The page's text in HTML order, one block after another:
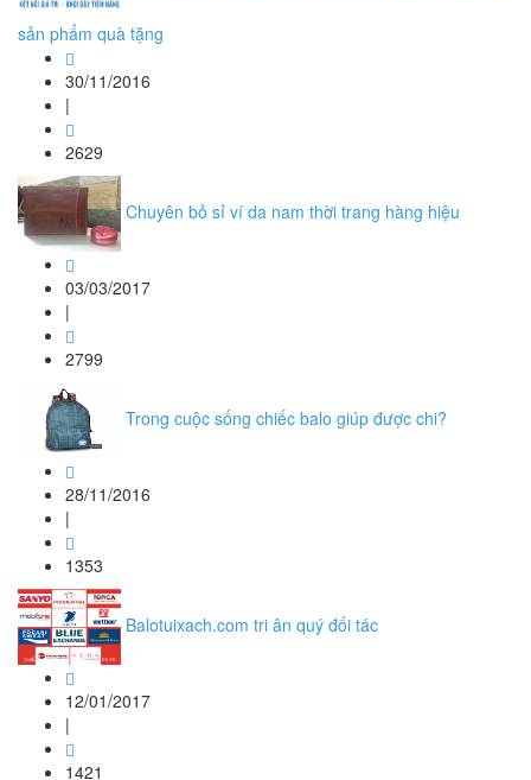
sản phẩm quà tặng
30/11/2016
|
2629
Chuyên bỏ sỉ ví da nam thời trang hàng hiệu
03/03/2017
|
2799
Trong cuộc sống chiếc balo giúp được chi?
28/11/2016
|
1353
Balotuixach.com tri ân quý đối tác
12/01/2017
|
1421